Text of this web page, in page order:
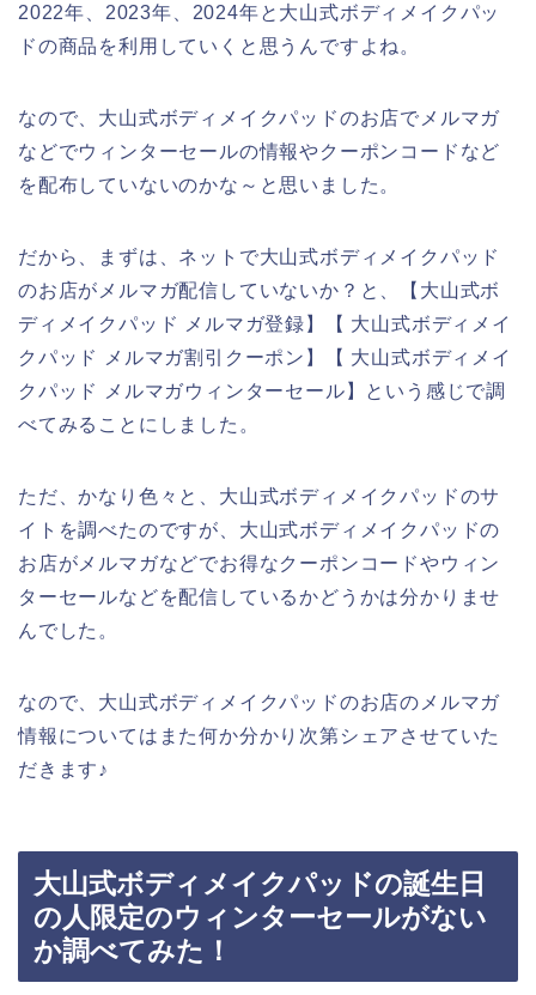
2022年、2023年、2024年と大山式ボディメイクパッ
ドの商品を利用していくと思うんですよね。
なので、大山式ボディメイクパッドのお店でメルマガ
などでウィンターセールの情報やクーポンコードなど
を配布していないのかな～と思いました。
だから、まずは、ネットで大山式ボディメイクパッド
のお店がメルマガ配信していないか？と、【大山式ボ
ディメイクパッド メルマガ登録】【 大山式ボディメイ
クパッド メルマガ割引クーポン】【 大山式ボディメイ
クパッド メルマガウィンターセール】という感じで調
べてみることにしました。
ただ、かなり色々と、大山式ボディメイクパッドのサ
イトを調べたのですが、大山式ボディメイクパッドの
お店がメルマガなどでお得なクーポンコードやウィン
ターセールなどを配信しているかどうかは分かりませ
んでした。
なので、大山式ボディメイクパッドのお店のメルマガ
情報についてはまた何か分かり次第シェアさせていた
だきます♪
大山式ボディメイクパッドの誕生日
の人限定のウィンターセールがない
か調べてみた！